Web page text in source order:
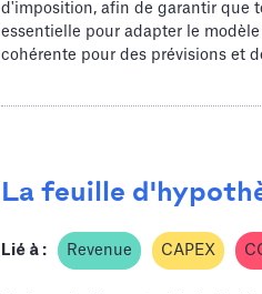
d'imposition, afin de garantir que
essentielle pour adapter le
cohérente pour des prévisions et
La feuille
Lié à : Revenue CAPEX